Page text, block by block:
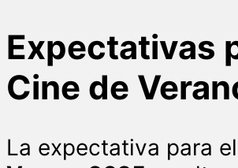
Expectativas
Cine de
La expectativa para el